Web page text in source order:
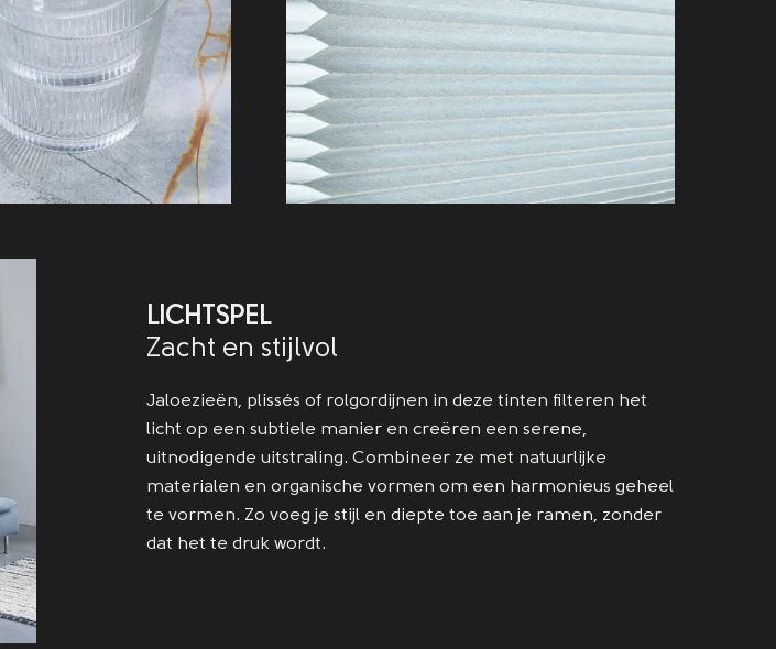
LICHTSPEL
Zacht en stijlvol
Jaloezieën, plissés of rolgordijnen in deze tinten filteren het
licht op een subtiele manier en creëren een serene,
uitnodigende uitstraling. Combineer ze met natuurlijke
materialen en organische vormen om een harmonieus geheel
te vormen. Zo voeg je stijl en diepte toe aan je ramen, zonder
dat het te druk wordt.